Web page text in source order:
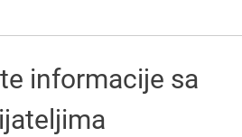
informacije sa